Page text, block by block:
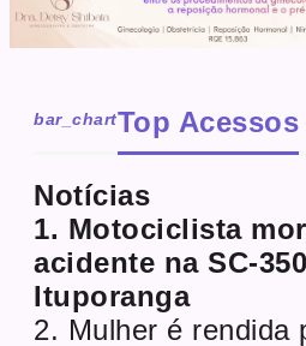
bar_chartTop Acessos
Notícias
1. Motociclista
acidente na SC-
Ituporanga
2. Mulher é rendida